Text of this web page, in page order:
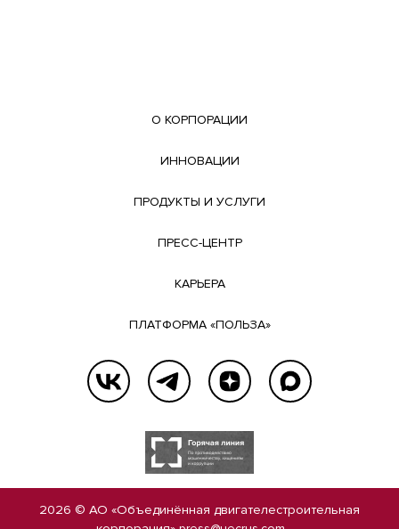
О КОРПОРАЦИИ
ИННОВАЦИИ
ПРОДУКТЫ И УСЛУГИ
ПРЕСС-ЦЕНТР
КАРЬЕРА
ПЛАТФОРМА «ПОЛЬЗА»
2026 © АО «Объединённая двигателестроительная